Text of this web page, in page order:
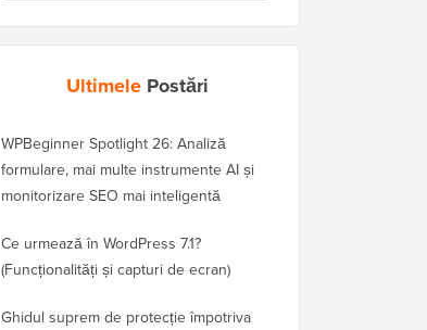
UltimelePostări
WPBeginner Spotlight 26: Analiză
formulare, mai multe instrumente AI și
monitorizare SEO mai inteligentă
Ce urmează în WordPress 7.1?
(Funcționalități și capturi de ecran)
Ghidul suprem de protecție împotriva